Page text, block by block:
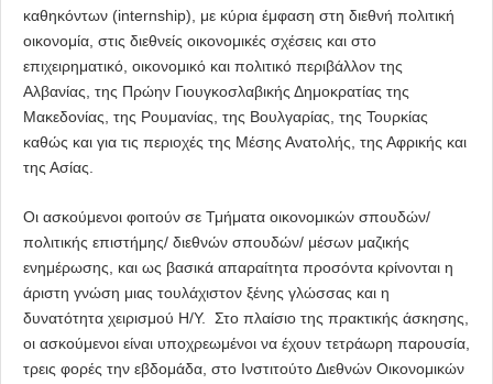
καθηκόντων (internship), με κύρια έμφαση στη διεθνή πολιτική
οικονομία, στις διεθνείς οικονομικές σχέσεις και στο
επιχειρηματικό, οικονομικό και πολιτικό περιβάλλον της
Αλβανίας, της Πρώην Γιουγκοσλαβικής Δημοκρατίας της
Μακεδονίας, της Ρουμανίας, της Βουλγαρίας, της Τουρκίας
καθώς και για τις περιοχές της Μέσης Ανατολής, της Αφρικής και
της Ασίας.
Οι ασκούμενοι φοιτούν σε Τμήματα οικονομικών σπουδών/
πολιτικής επιστήμης/ διεθνών σπουδών/ μέσων μαζικής
ενημέρωσης, και ως βασικά απαραίτητα προσόντα κρίνονται η
άριστη γνώση μιας τουλάχιστον ξένης γλώσσας και η
δυνατότητα χειρισμού Η/Υ. Στο πλαίσιο της πρακτικής άσκησης,
οι ασκούμενοι είναι υποχρεωμένοι να έχουν τετράωρη παρουσία,
τρεις φορές την εβδομάδα, στο Ινστιτούτο Διεθνών Οικονομικών